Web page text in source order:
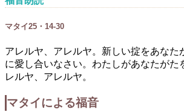
マタイ25・14-30
アレルヤ、アレルヤ。新しい掟をあなた
に愛し合いなさい。わたしがあなたがた
レルヤ、アレルヤ。
マタイによる福音